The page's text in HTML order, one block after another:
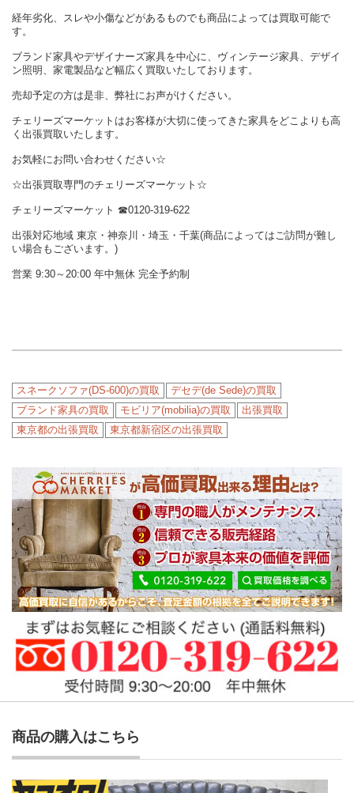
経年劣化、スレや小傷などがあるものでも商品によっては買取可能で
す。
ブランド家具やデザイナーズ家具を中心に、ヴィンテージ家具、デザイ
ン照明、家電製品など幅広く買取いたしております。
売却予定の方は是非、弊社にお声がけください。
チェリーズマーケットはお客様が大切に使ってきた家具をどこよりも高
く出張買取いたします。
お気軽にお問い合わせください☆
☆出張買取専門のチェリーズマーケット☆
チェリーズマーケット ☎︎0120-319-622
出張対応地域 東京・神奈川・埼玉・千葉(商品によってはご訪問が難し
い場合もございます。)
営業 9:30～20:00 年中無休 完全予約制
スネークソファ(DS-600)の買取
デセデ(de Sede)の買取
ブランド家具の買取
モビリア(mobilia)の買取
出張買取
東京都の出張買取
東京都新宿区の出張買取
商品の購入はこちら